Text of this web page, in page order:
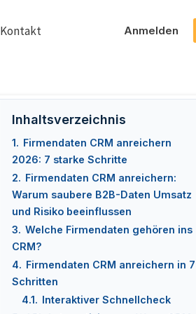
Kontakt Anmelden
Inhaltsverzeichnis
1. Firmendaten CRM anreichern
2026: 7 starke Schritte
2. Firmendaten CRM anreichern:
Warum saubere B2B-Daten Umsatz
und Risiko beeinflussen
3. Welche Firmendaten gehören ins
CRM?
4. Firmendaten CRM anreichern in 7
Schritten
4.1. Interaktiver Schnellcheck